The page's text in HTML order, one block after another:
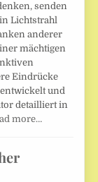
senden
Lichtstrahl
anderer
mächtigen
Eindrücke
und
detailliert in
more…